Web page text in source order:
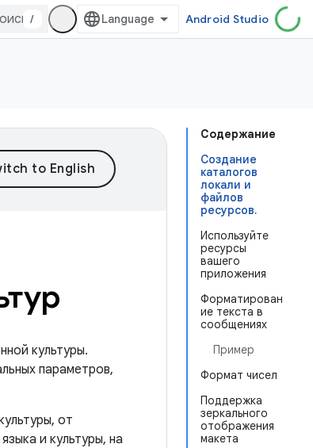
/ Android Studio
Содержание
Создание
каталогов
локали и
файлов
ресурсов.
Используйте
ресурсы
вашего
приложения
Форматирован
ие текста в
сообщениях
Пример
Формат чисел
Поддержка
зеркального
отображения
макета
культуры.
параметров,
от
и культуры, на